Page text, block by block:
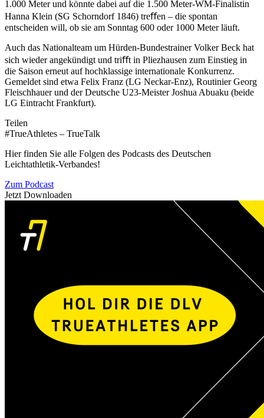
1.000 Meter und könnte dabei auf die 1.500 Meter-WM-Finalistin
Hanna Klein (SG Schorndorf 1846) treﬀen – die spontan
entscheiden will, ob sie am Sonntag 600 oder 1000 Meter läuft.
Auch das Nationalteam um Hürden-Bundestrainer Volker Beck hat
sich wieder angekündigt und triﬀt in Pliezhausen zum Einstieg in
die Saison erneut auf hochklassige internationale Konkurrenz.
Gemeldet sind etwa Felix Franz (LG Neckar-Enz), Routinier Georg
Fleischhauer und der Deutsche U23-Meister Joshua Abuaku (beide
LG Eintracht Frankfurt).
Teilen
#TrueAthletes – TrueTalk
Hier finden Sie alle Folgen des Podcasts des Deutschen
Leichtathletik-Verbandes!
Zum Podcast
Jetzt Downloaden